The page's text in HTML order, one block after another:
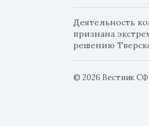
Деятельность
признана
решению
© 2026 Вестник